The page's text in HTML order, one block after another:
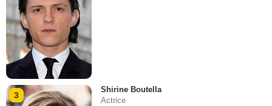
3
Shirine Boutella
Actrice